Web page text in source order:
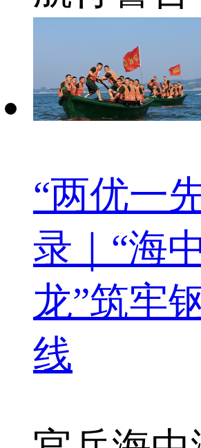
“两优一
录｜“海
龙”筑牢
线